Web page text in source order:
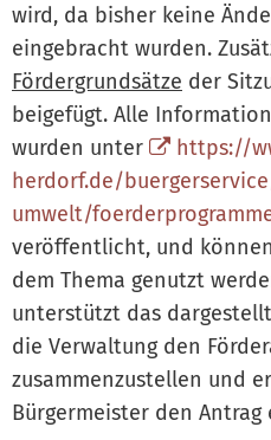
wird, da bisher keine
eingebracht wurden.
Fördergrundsätze der
beigefügt. Alle
wurden unter
https://
herdorf.de/
umwelt/
veröffentlicht, und
dem Thema genutzt
unterstützt das
die Verwaltung den
zusammenzustellen und
Bürgermeister den Antrag